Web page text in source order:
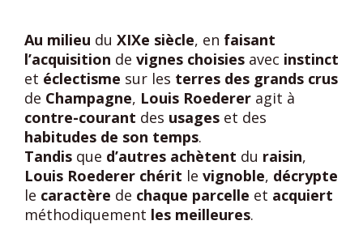
Au milieu du XIXe siècle, en faisant
l’acquisition de vignes choisies avec instinct
et éclectisme sur les terres des grands crus
de Champagne, Louis Roederer agit à
contre-courant des usages et des
habitudes de son temps.
Tandis que d’autres achètent du raisin,
Louis Roederer chérit le vignoble, décrypte
le caractère de chaque parcelle et acquiert
méthodiquement les meilleures.